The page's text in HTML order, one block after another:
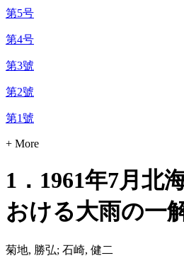
第5号
第4号
第3號
第2號
第1號
+ More
1．1961年7月北
おける大雨の一
菊地, 勝弘; 石崎, 健二